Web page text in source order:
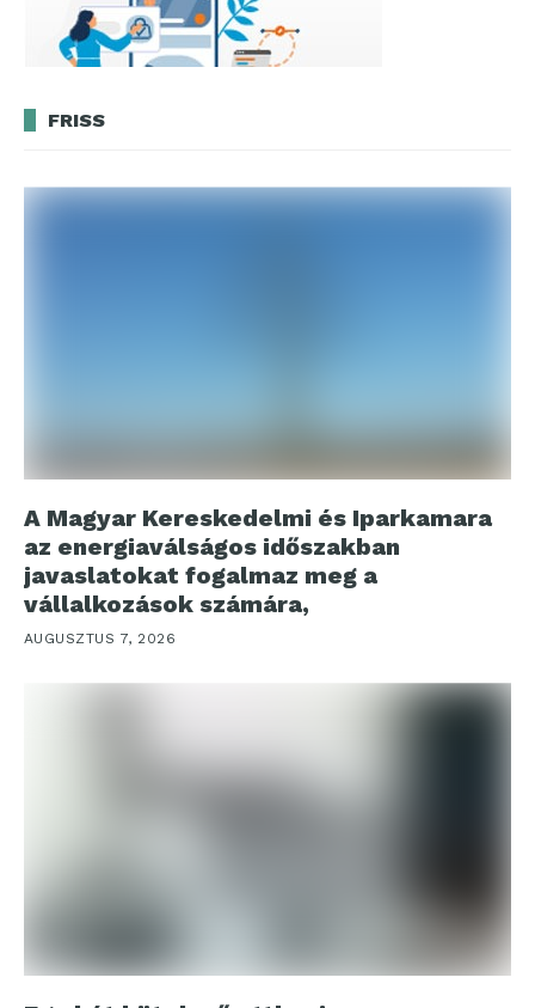
FRISS
A Magyar Kereskedelmi és Iparkamara
az energiaválságos időszakban
javaslatokat fogalmaz meg a
vállalkozások számára,
AUGUSZTUS 7, 2026